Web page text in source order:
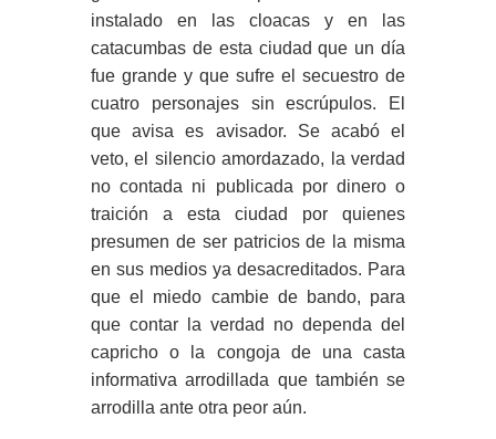
instalado en las cloacas y en las
catacumbas de esta ciudad que un día
fue grande y que sufre el secuestro de
cuatro personajes sin escrúpulos. El
que avisa es avisador. Se acabó el
veto, el silencio amordazado, la verdad
no contada ni publicada por dinero o
traición a esta ciudad por quienes
presumen de ser patricios de la misma
en sus medios ya desacreditados. Para
que el miedo cambie de bando, para
que contar la verdad no dependa del
capricho o la congoja de una casta
informativa arrodillada que también se
arrodilla ante otra peor aún.